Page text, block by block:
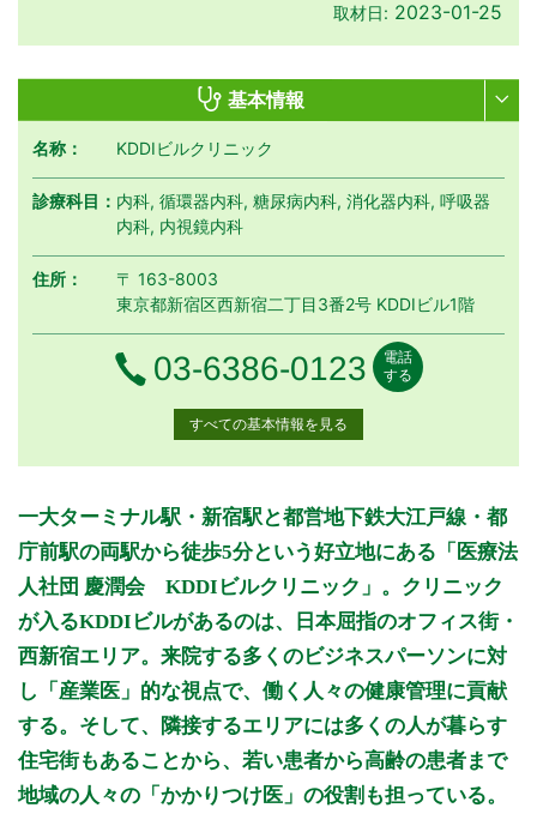
取材日: 2023-01-25
基本情報
名称： KDDIビルクリニック
診療科目： 内科, 循環器内科, 糖尿病内科, 消化器内科, 呼吸器
内科, 内視鏡内科
住所：
〒 163-8003
東京都新宿区西新宿二丁目3番2号 KDDIビル1階
電話番号
03-6386-0123
電話
する
すべての基本情報を見る
診療時間 月月曜日
火 火曜日
水 水曜日
木 木曜日
金金曜日
土 土曜日
日 日曜日
祝祝日
9:00 - 12:00
○ ○ ○ ○ ○ 休 休
休
15:00 - 18:00
○ ○ ○ ○ 休 休 休
休診日：土曜・日曜・祝日
※完全予約制
※受付は診療終了の15分前まで
※診療時間や臨時休診・診療内容等について、事前に必ず医療
機関ホームページ、またはお電話にてご確認ください。
>>病院なびで医療機関の詳細を見る
一大ターミナル駅・新宿駅と都営地下鉄大江戸線・都
庁前駅の両駅から徒歩5分という好立地にある「医療法
人社団 慶潤会 KDDIビルクリニック」。クリニック
が入るKDDIビルがあるのは、日本屈指のオフィス街・
西新宿エリア。来院する多くのビジネスパーソンに対
し「産業医」的な視点で、働く人々の健康管理に貢献
する。そして、隣接するエリアには多くの人が暮らす
住宅街もあることから、若い患者から高齢の患者まで
地域の人々の「かかりつけ医」の役割も担っている。